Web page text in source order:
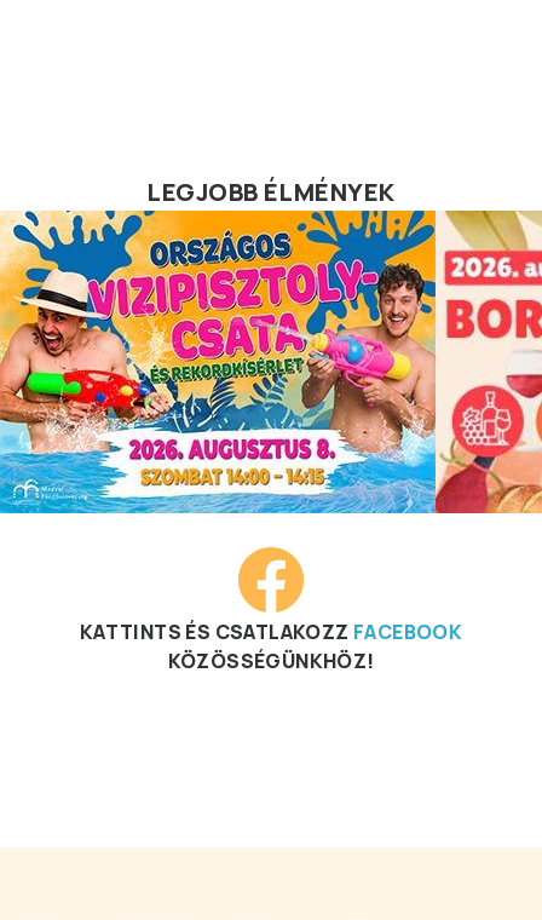
LEGJOBB ÉLMÉNYEK
KATTINTS ÉS CSATLAKOZZ FACEBOOK
KÖZÖSSÉGÜNKHÖZ!